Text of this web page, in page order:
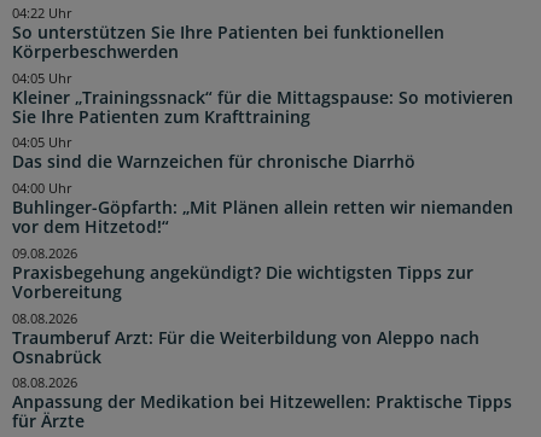
So unterstützen Sie Ihre Patienten bei funktionellen
Körperbeschwerden
04:22 Uhr
Kleiner „Trainingssnack“ für die Mittagspause: So motivieren
Sie Ihre Patienten zum Krafttraining
04:05 Uhr
Das sind die Warnzeichen für chronische Diarrhö
04:05 Uhr
Buhlinger-Göpfarth: „Mit Plänen allein retten wir niemanden
vor dem Hitzetod!“
04:00 Uhr
Praxisbegehung angekündigt? Die wichtigsten Tipps zur
Vorbereitung
09.08.2026
Traumberuf Arzt: Für die Weiterbildung von Aleppo nach
Osnabrück
08.08.2026
Anpassung der Medikation bei Hitzewellen: Praktische Tipps
für Ärzte
08.08.2026